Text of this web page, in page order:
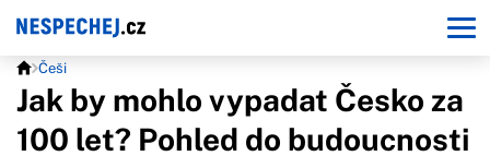
Češi
Jak by mohlo vypadat Česko za
100 let? Pohled do budoucnosti